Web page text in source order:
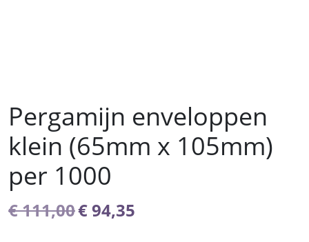
Pergamijn enveloppen
klein (65mm x 105mm)
per 1000
€111,00Oorspronkelijke
€94,35